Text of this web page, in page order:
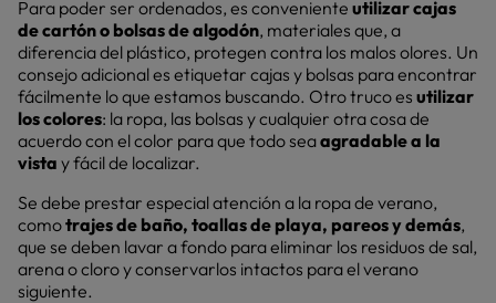
Para poder ser ordenados, es conveniente utilizar cajas
de cartón o bolsas de algodón, materiales que, a
diferencia del plástico, protegen contra los malos olores. Un
consejo adicional es etiquetar cajas y bolsas para encontrar
fácilmente lo que estamos buscando. Otro truco es utilizar
los colores: la ropa, las bolsas y cualquier otra cosa de
acuerdo con el color para que todo seaagradable a la
vista y fácil de localizar.
Se debe prestar especial atención a la ropa de verano,
comotrajes de baño, toallas de playa, pareos y demás,
que se deben lavar a fondo para eliminar los residuos de sal,
arena o cloro y conservarlos intactos para el verano
siguiente.